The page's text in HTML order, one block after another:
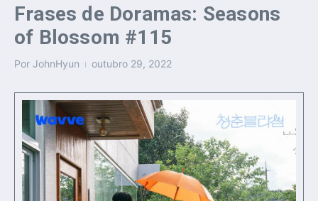
Frases de Doramas: Seasons
of Blossom #115
Por JohnHyun outubro 29, 2022